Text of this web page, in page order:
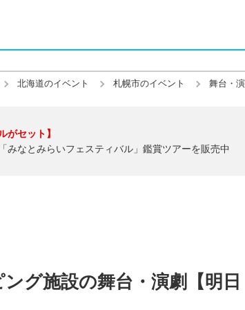
北海道のイベント 札幌市のイベント 舞台・演
がセット】
みなとみらいフェスティバル」鑑賞ツアーを販売中
グ施設の舞台・演劇【明日